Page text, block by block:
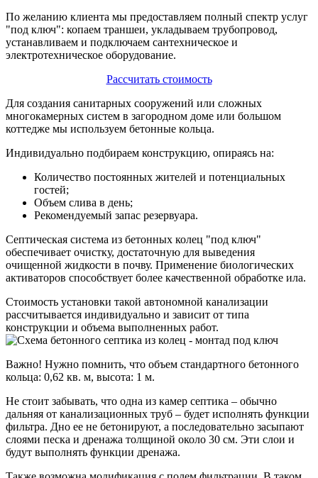
По желанию клиента мы предоставляем полный спектр услуг
"под ключ": копаем траншеи, укладываем трубопровод,
устанавливаем и подключаем сантехническое и
электротехническое оборудование.
Рассчитать стоимость
Для создания санитарных сооружений или сложных
многокамерных систем в загородном доме или большом
коттедже мы используем бетонные кольца.
Индивидуально подбираем конструкцию, опираясь на:
Количество постоянных жителей и потенциальных
гостей;
Объем слива в день;
Рекомендуемый запас резервуара.
Септическая система из бетонных колец "под ключ"
обеспечивает очистку, достаточную для выведения
очищенной жидкости в почву. Применение биологических
активаторов способствует более качественной обработке ила.
Стоимость установки такой автономной канализации
рассчитывается индивидуально и зависит от типа
конструкции и объема выполненных работ.
Важно! Нужно помнить, что объем стандартного бетонного
кольца: 0,62 кв. м, высота: 1 м.
Не стоит забывать, что одна из камер септика – обычно
дальняя от канализационных труб – будет исполнять функции
фильтра. Дно ее не бетонируют, а последовательно засыпают
слоями песка и дренажа толщиной около 30 см. Эти слои и
будут выполнять функции дренажа.